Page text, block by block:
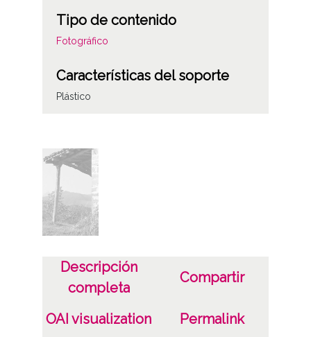
Tipo de contenido
Fotográfico
Características del soporte
Plástico
19781030
Lugar
UncellaSuña Ermita de San Antonio
Aramaio / Aramayona / Aramayo /
Licencia de las imágenes
Descripción
completa
Compartir
OAI visualization Permalink